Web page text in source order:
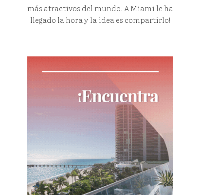
más atractivos del mundo. A Miami le ha
llegado la hora y la idea es compartirlo!